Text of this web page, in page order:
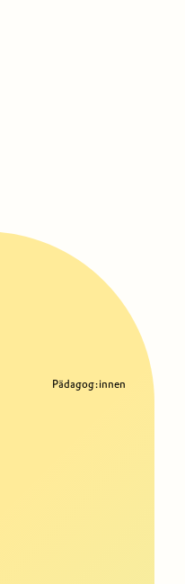
Pädagog:innen